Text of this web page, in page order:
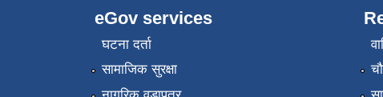
eGov services
घटना दर्ता
सामाजिक सुरक्षा